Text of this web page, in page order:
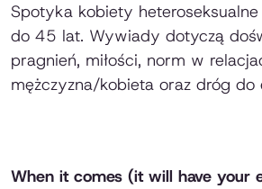
Spotyka kobiety
do 45 lat. Wywiady dotyczą
pragnień, miłości, norm w
mężczyzna/kobieta oraz dróg do
When it comes (it will have your